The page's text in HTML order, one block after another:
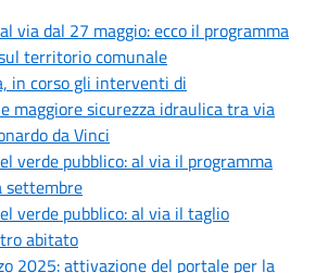
via dal 27 maggio: ecco il programma
territorio comunale
in corso gli interventi di
maggiore sicurezza idraulica tra via
da Vinci
verde pubblico: al via il programma
settembre
verde pubblico: al via il taglio
abitato
2025: attivazione del portale per la